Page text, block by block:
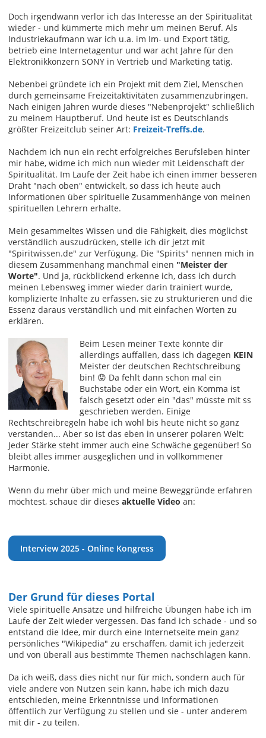
Doch irgendwann verlor ich das Interesse an der Spiritualität
wieder - und kümmerte mich mehr um meinen Beruf. Als
Industriekaufmann war ich u.a. im Im- und Export tätig,
betrieb eine Internetagentur und war acht Jahre für den
Elektronikkonzern SONY in Vertrieb und Marketing tätig.
Nebenbei gründete ich ein Projekt mit dem Ziel, Menschen
durch gemeinsame Freizeitaktivitäten zusammenzubringen.
Nach einigen Jahren wurde dieses "Nebenprojekt" schließlich
zu meinem Hauptberuf. Und heute ist es Deutschlands
größter Freizeitclub seiner Art: Freizeit-Treffs.de.
Nachdem ich nun ein recht erfolgreiches Berufsleben hinter
mir habe, widme ich mich nun wieder mit Leidenschaft der
Spiritualität. Im Laufe der Zeit habe ich einen immer besseren
Draht "nach oben" entwickelt, so dass ich heute auch
Informationen über spirituelle Zusammenhänge von meinen
spirituellen Lehrern erhalte.
Mein gesammeltes Wissen und die Fähigkeit, dies möglichst
verständlich auszudrücken, stelle ich dir jetzt mit
"Spiritwissen.de" zur Verfügung. Die "Spirits" nennen mich in
diesem Zusammenhang manchmal einen "Meister der
Worte". Und ja, rückblickend erkenne ich, dass ich durch
meinen Lebensweg immer wieder darin trainiert wurde,
komplizierte Inhalte zu erfassen, sie zu strukturieren und die
Essenz daraus verständlich und mit einfachen Worten zu
erklären.
Beim Lesen meiner Texte könnte dir
allerdings auffallen, dass ich dagegen KEIN
Meister der deutschen Rechtschreibung
bin! 😟 Da fehlt dann schon mal ein
Buchstabe oder ein Wort, ein Komma ist
falsch gesetzt oder ein "das" müsste mit ss
geschrieben werden. Einige
Rechtschreibregeln habe ich wohl bis heute nicht so ganz
verstanden... Aber so ist das eben in unserer polaren Welt:
Jeder Stärke steht immer auch eine Schwäche gegenüber! So
bleibt alles immer ausgeglichen und in vollkommener
Harmonie.
Wenn du mehr über mich und meine Beweggründe erfahren
möchtest, schaue dir dieses aktuelle Video an:
Interview 2025 - Online Kongress
Der Grund für dieses Portal
Viele spirituelle Ansätze und hilfreiche Übungen habe ich im
Laufe der Zeit wieder vergessen. Das fand ich schade - und so
entstand die Idee, mir durch eine Internetseite mein ganz
persönliches "Wikipedia" zu erschaffen, damit ich jederzeit
und von überall aus bestimmte Themen nachschlagen kann.
Da ich weiß, dass dies nicht nur für mich, sondern auch für
viele andere von Nutzen sein kann, habe ich mich dazu
entschieden, meine Erkenntnisse und Informationen
öffentlich zur Verfügung zu stellen und sie - unter anderem
mit dir - zu teilen.